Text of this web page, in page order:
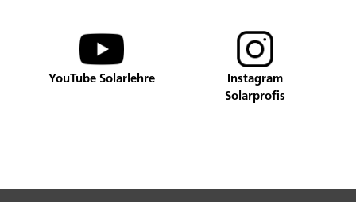
YouTube Solarlehre
Instagram
Solarprofis